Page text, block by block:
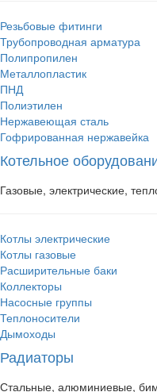
Резьбовые фитинги
Трубопроводная арматура
Полипропилен
Металлопластик
ПНД
Полиэтилен
Нержавеющая сталь
Гофрированная нержавейка
Котельное
Газовые, электрические,
Котлы электрические
Котлы газовые
Расширительные баки
Коллекторы
Насосные группы
Теплоносители
Дымоходы
Радиаторы
Стальные, алюминиевые,